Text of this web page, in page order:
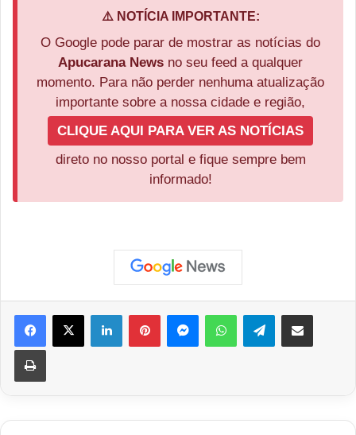
⚠️ NOTÍCIA IMPORTANTE:
O Google pode parar de mostrar as notícias do
Apucarana News no seu feed a qualquer
momento. Para não perder nenhuma atualização
importante sobre a nossa cidade e região,
CLIQUE AQUI PARA VER AS NOTÍCIAS
direto no nosso portal e fique sempre bem
informado!
Facebook
X LinkedinPinterestMessengerWhatsAppTelegramCompartilhar via e-mail
Imprimir